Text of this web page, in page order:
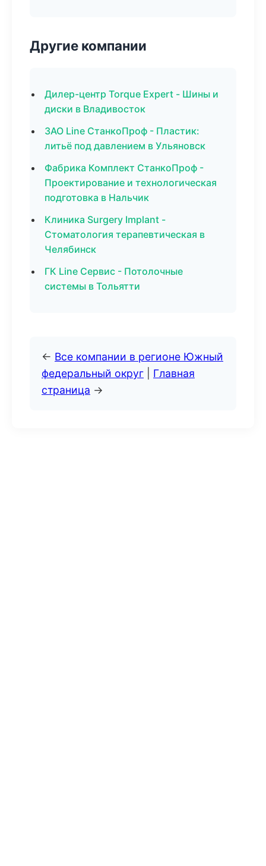
Другие компании
Дилер-центр Torque Expert - Шины и
диски в Владивосток
ЗАО Line СтанкоПроф - Пластик:
литьё под давлением в Ульяновск
Фабрика Комплект СтанкоПроф -
Проектирование и технологическая
подготовка в Нальчик
Клиника Surgery Implant -
Стоматология терапевтическая в
Челябинск
ГК Line Сервис - Потолочные
системы в Тольятти
← Все компании в регионе Южный
федеральный округ
Главная
страница →